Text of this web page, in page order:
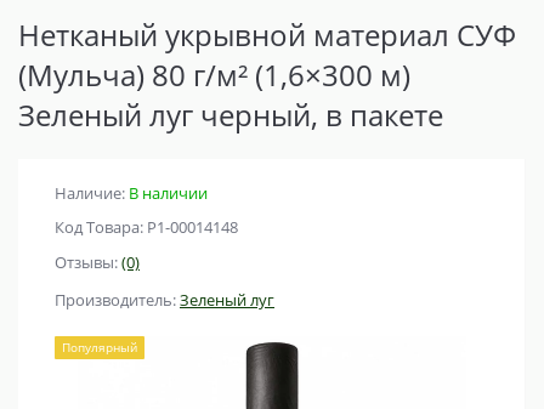
Нетканый укрывной материал СУФ
(Мульча) 80 г/м² (1,6×300 м)
Зеленый луг черный, в пакете
Наличие: В наличии
Код Товара: Р1-00014148
Отзывы:(0)
Производитель:Зеленый луг
Популярный